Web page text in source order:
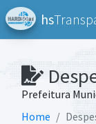
hs
Prefeitura
Home